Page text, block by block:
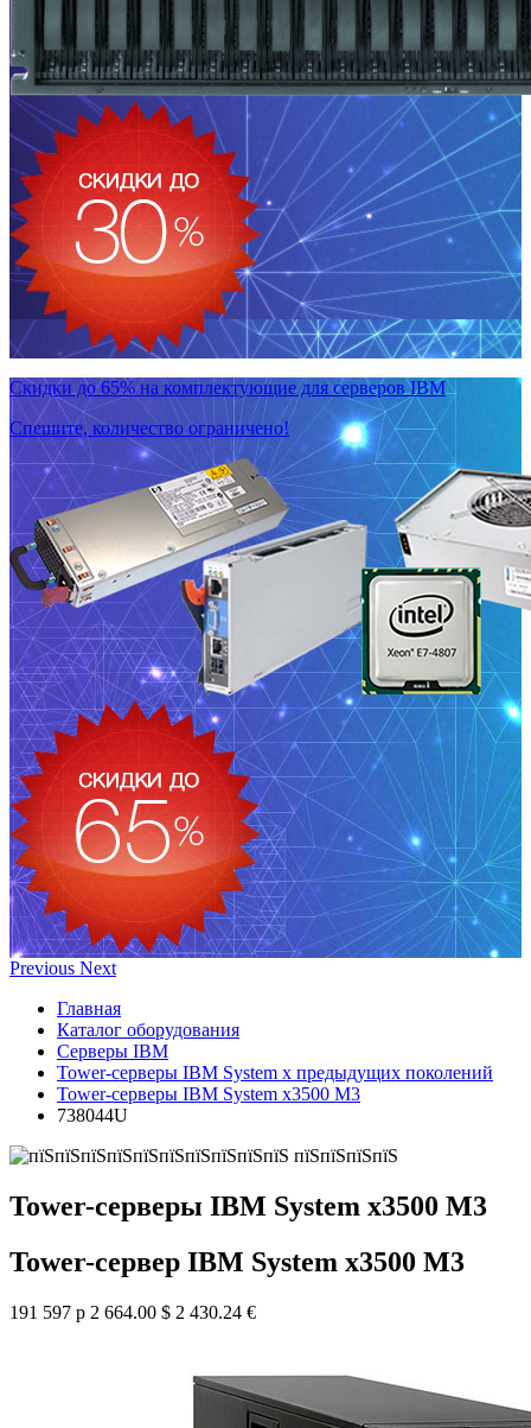
Скидки до 65% на комплектующие для серверов IBM
Спешите, количество ограничено!
Previous Next
Главная
Каталог оборудования
Серверы IBM
Tower-серверы IBM System x предыдущих поколений
Tower-серверы IBM System x3500 M3
738044U
Tower-серверы IBM System x3500 M3
Tower-сервер IBM System x3500 M3
191 597 р 2 664.00 $ 2 430.24 €